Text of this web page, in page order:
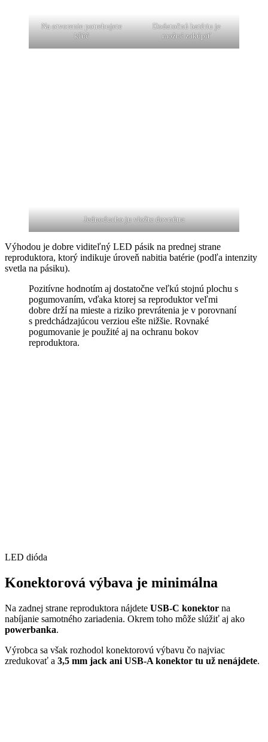
Na otvorenie potrebujete
kľúč
Dodatočnú batériu je
možné zakúpiť
Jednoducho ju vložte dovnútra
Výhodou je dobre viditeľný LED pásik na prednej strane
reproduktora, ktorý indikuje úroveň nabitia batérie (podľa intenzity
svetla na pásiku).
Pozitívne hodnotím aj dostatočne veľkú stojnú plochu s
pogumovaním, vďaka ktorej sa reproduktor veľmi
dobre drží na mieste a riziko prevrátenia je v porovnaní
s predchádzajúcou verziou ešte nižšie. Rovnaké
pogumovanie je použité aj na ochranu bokov
reproduktora.
LED dióda
Konektorová výbava je minimálna
Na zadnej strane reproduktora nájdete USB-C konektor na
nabíjanie samotného zariadenia. Okrem toho môže slúžiť aj ako
powerbanka.
Výrobca sa však rozhodol konektorovú výbavu čo najviac
zredukovať a 3,5 mm jack ani USB-A konektor tu už nenájdete.